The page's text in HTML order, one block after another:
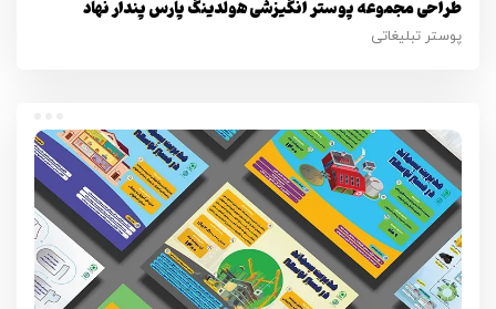
طراحی مجموعه پوستر انگیزشی هولدینگ پارس پندار نهاد
پوستر تبلیغاتی